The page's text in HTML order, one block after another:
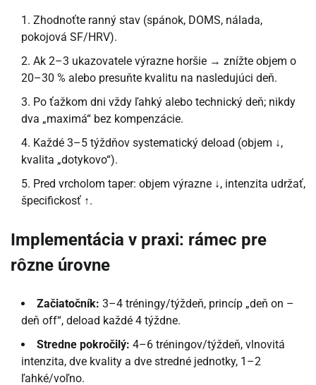
Zhodnoťte ranný stav (spánok, DOMS, nálada,
pokojová SF/HRV).
Ak 2–3 ukazovatele výrazne horšie → znížte objem o
20–30 % alebo presuňte kvalitu na nasledujúci deň.
Po ťažkom dni vždy ľahký alebo technický deň; nikdy
dva „maximá“ bez kompenzácie.
Každé 3–5 týždňov systematický deload (objem ↓,
kvalita „dotykovo“).
Pred vrcholom taper: objem výrazne ↓, intenzita udržať,
špecifickosť ↑.
Implementácia v praxi: rámec pre
rôzne úrovne
Začiatočník: 3–4 tréningy/týždeň, princíp „deň on –
deň off“, deload každé 4 týždne.
Stredne pokročilý: 4–6 tréningov/týždeň, vlnovitá
intenzita, dve kvality a dve stredné jednotky, 1–2
ľahké/voľno.